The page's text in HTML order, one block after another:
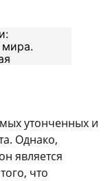
утонченных и
Однако,
является
что